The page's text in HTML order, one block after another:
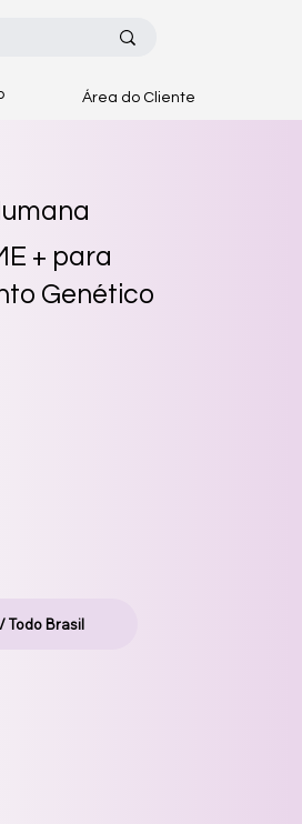
Área do Cliente
+ para
Genético
Todo Brasil